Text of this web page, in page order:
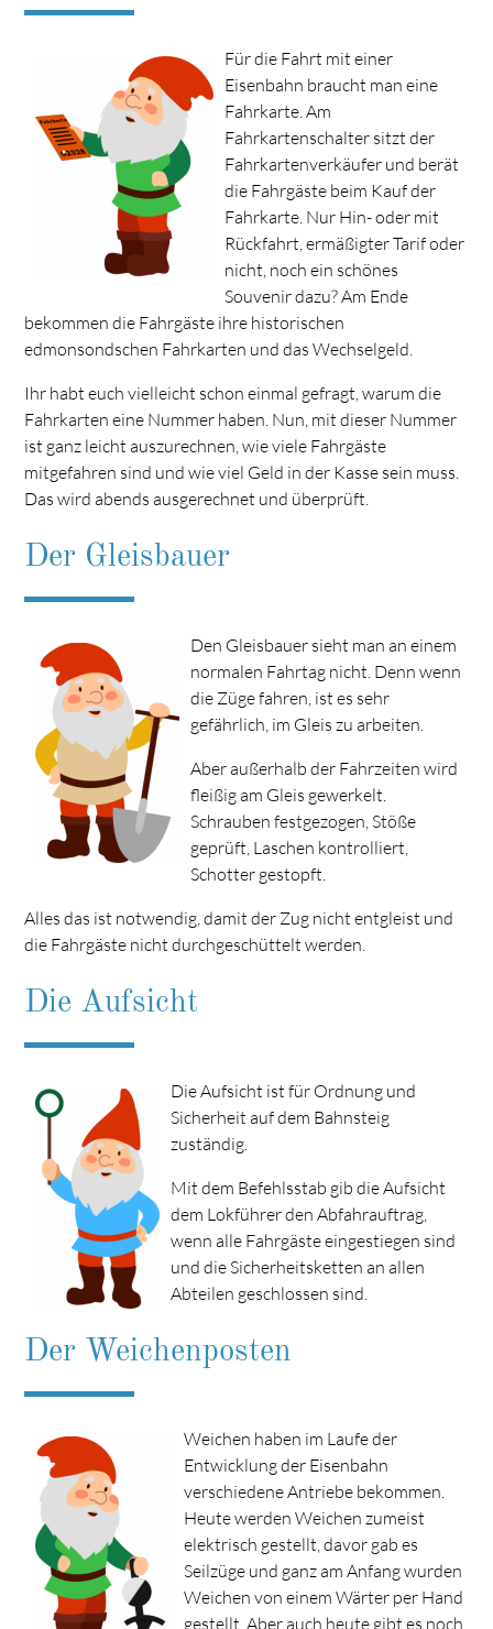
Für die Fahrt mit einer
Eisenbahn braucht man eine
Fahrkarte. Am
Fahrkartenschalter sitzt der
Fahrkartenverkäufer und berät
die Fahrgäste beim Kauf der
Fahrkarte. Nur Hin- oder mit
Rückfahrt, ermäßigter Tarif oder
nicht, noch ein schönes
Souvenir dazu? Am Ende
bekommen die Fahrgäste ihre historischen
edmonsondschen Fahrkarten und das Wechselgeld.
Ihr habt euch vielleicht schon einmal gefragt, warum die
Fahrkarten eine Nummer haben. Nun, mit dieser Nummer
ist ganz leicht auszurechnen, wie viele Fahrgäste
mitgefahren sind und wie viel Geld in der Kasse sein muss.
Das wird abends ausgerechnet und überprüft.
Der Gleisbauer
Den Gleisbauer sieht man an einem
normalen Fahrtag nicht. Denn wenn
die Züge fahren, ist es sehr
gefährlich, im Gleis zu arbeiten.
Aber außerhalb der Fahrzeiten wird
fleißig am Gleis gewerkelt.
Schrauben festgezogen, Stöße
geprüft, Laschen kontrolliert,
Schotter gestopft.
Alles das ist notwendig, damit der Zug nicht entgleist und
die Fahrgäste nicht durchgeschüttelt werden.
Die Aufsicht
Die Aufsicht ist für Ordnung und
Sicherheit auf dem Bahnsteig
zuständig.
Mit dem Befehlsstab gib die Aufsicht
dem Lokführer den Abfahrauftrag,
wenn alle Fahrgäste eingestiegen sind
und die Sicherheitsketten an allen
Abteilen geschlossen sind.
Der Weichenposten
Weichen haben im Laufe der
Entwicklung der Eisenbahn
verschiedene Antriebe bekommen.
Heute werden Weichen zumeist
elektrisch gestellt, davor gab es
Seilzüge und ganz am Anfang wurden
Weichen von einem Wärter per Hand
gestellt. Aber auch heute gibt es noch